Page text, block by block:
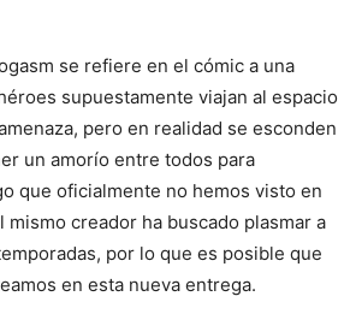
se refiere en el cómic a una
supuestamente viajan al espacio
pero en realidad se esconden
un amorío entre todos para
que oficialmente no hemos visto en
mismo creador ha buscado plasmar a
por lo que es posible que
en esta nueva entrega.